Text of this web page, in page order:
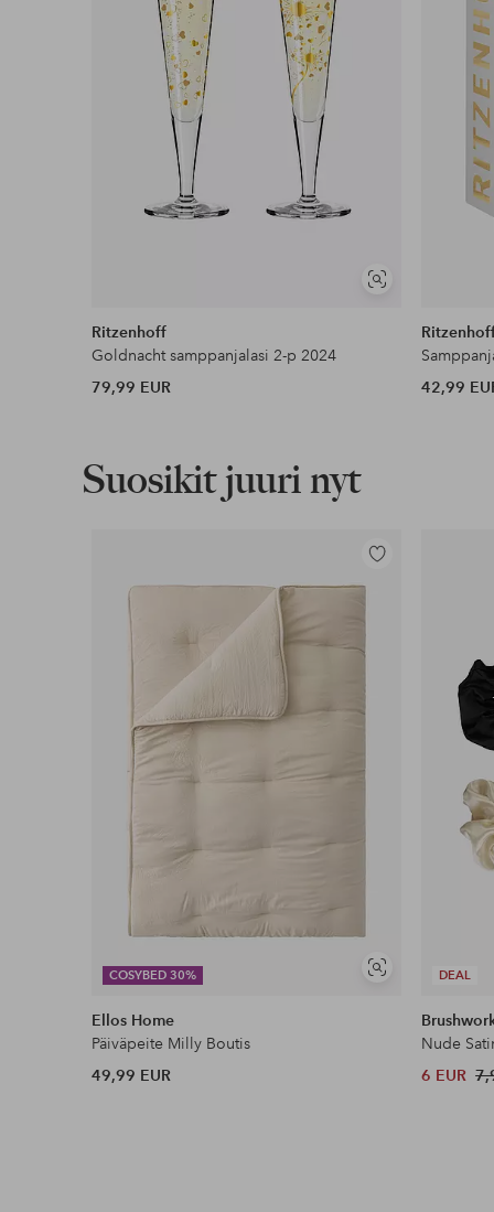
Koskee yli 69 € normaalipaketteja
Lue lisää
Lasku & Tili
Edullisimmat maksutapamme
Näytä
Ritzenhoff
Goldnacht samppanjalasi 2-p 2024
79,99 EUR
42,99
Suosikit juuri nyt
COSYBED 30%
Näytä
Lisää
suosikkeihin
Ellos Home
Päiväpeite Milly Boutis
49,99 EUR
DEAL
Nude
6 EUR